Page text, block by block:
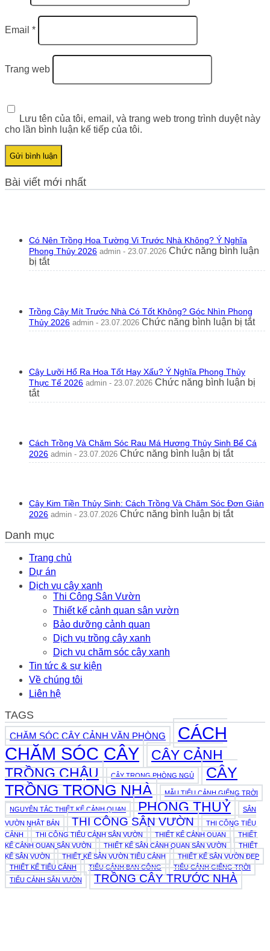
Email *
Trang web
Lưu tên của tôi, email, và trang web trong trình duyệt này
cho lần bình luận kế tiếp của tôi.
Bài viết mới nhất
Có Nên Trồng Hoa Tường Vi Trước Nhà Không? Ý Nghĩa
Phong Thủy 2026 admin - 23.07.2026 Chức năng bình luận
bị tắtở
Có
Tường
Vi
Ý
Nghĩa
Thủy
Trồng Cây Mít Trước Nhà Có Tốt Không? Góc Nhìn Phong
Thủy 2026 admin - 23.07.2026 Chức năng bình luận bị tắtở
Có
Cây Lưỡi Hổ Ra Hoa Tốt Hay Xấu? Ý Nghĩa Phong Thủy
Thực Tế 2026 admin - 23.07.2026 Chức năng bình luận bị
tắtở
Cây
Hoa
Tốt
Nghĩa
Phong
Thực
Tế
2026
Cách Trồng Và Chăm Sóc Rau Má Hương Thủy Sinh Bể Cá
2026 admin - 23.07.2026 Chức năng bình luận bị tắtở
Cách
Sóc
Rau
Hương
Cây Kim Tiền Thủy Sinh: Cách Trồng Và Chăm Sóc Đơn Giản
2026 admin - 23.07.2026 Chức năng bình luận bị tắtở
Tiền
Danh mục
Trang chủ
Dự án
Dịch vụ cây xanh
Thi Công Sân Vườn
Thiết kế cảnh quan sân vườn
Bảo dưỡng cảnh quan
Dịch vụ trồng cây xanh
Dịch vụ chăm sóc cây xanh
Tin tức & sự kiện
Về chúng tôi
Liên hệ
TAGS
CHĂM SÓC CÂY CẢNH VĂN PHÒNG
CÁCH
CHĂM SÓC CÂY
CÂY CẢNH
TRỒNG CHẬU
CÂY TRONG PHÒNG NGỦ
CÂY
TRỒNG TRONG NHÀ
MẪU TIỂU CẢNH GIẾNG TRỜI
NGUYÊN TẮC THIẾT KẾ CẢNH QUAN PHONG THUỶ
SÂN
VƯỜN NHẬT BẢN
THI CÔNG SÂN VƯỜN
THI CÔNG TIỂU
CẢNH
THI CÔNG TIỂU CẢNH SÂN VƯỜN THIẾT KẾ CẢNH QUAN
THIẾT
KẾ CẢNH QUAN SÂN VƯỜN
THIẾT KẾ SÂN CẢNH QUAN SÂN VƯỜN
THIẾT
KẾ SÂN VƯỜN
THIẾT KẾ SÂN VƯỜN TIỂU CẢNH
THIẾT KẾ SÂN VƯỜN ĐẸP
THIẾT KẾ TIỂU CẢNH
TIỂU CẢNH BAN CÔNG
TIỂU CẢNH GIẾNG TRỜI
TIỂU CẢNH SÂN VƯỜN
TRỒNG CÂY TRƯỚC NHÀ